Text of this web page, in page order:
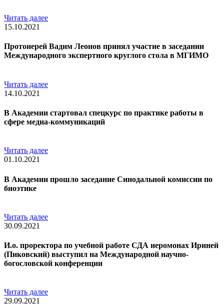
Читать далее
15.10.2021
Протоиерей Вадим Леонов принял участие в заседании
Международного экспертного круглого стола в МГИМО
Читать далее
14.10.2021
В Академии стартовал спецкурс по практике работы в
сфере медиа-коммуникаций
Читать далее
01.10.2021
В Академии прошло заседание Синодальной комиссии по
биоэтике
Читать далее
30.09.2021
И.о. проректора по учебной работе СДА иеромонах Ириней
(Пиковский) выступил на Международной научно-
богословской конференции
Читать далее
29.09.2021